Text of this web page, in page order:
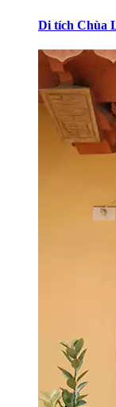
Di tích Chùa